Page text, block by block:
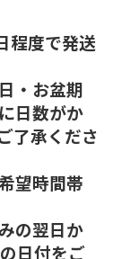
程度で発送
・お盆期
日数がか
了承くださ
望時間帯
の翌日か
日付をご